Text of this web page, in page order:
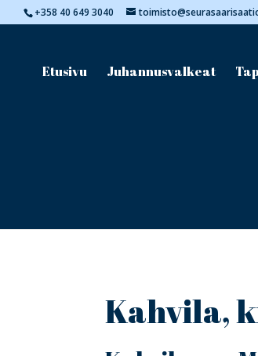
+358 40 649 3040
Etusivu Juhannusvalkeat
Kahvila,